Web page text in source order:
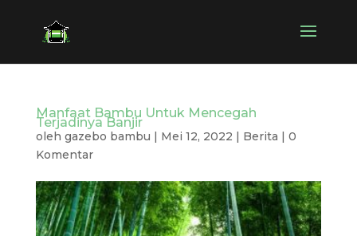
Manfaat Bambu Untuk Mencegah
Terjadinya Banjir
oleh gazebo bambu | Mei 12, 2022 | Berita | 0
Komentar